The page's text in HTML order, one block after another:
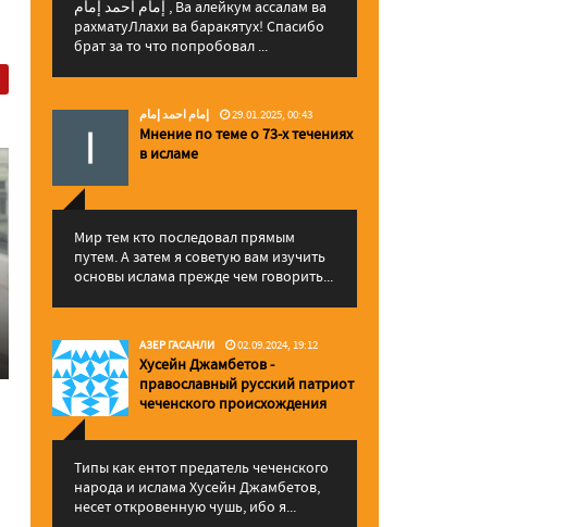
إمام احمد إمام , Ва алейкум ассалам ва
рахматуЛлахи ва баракятух! Спасибо
брат за то что попробовал ...
إمام احمد إمام 29.01.2025, 00:43
Мнение по теме о 73-х течениях
в исламе
Мир тем кто последовал прямым
путем. А затем я советую вам изучить
основы ислама прежде чем говорить...
АЗЕР ГАСАНЛИ 02.09.2024, 19:12
Хусейн Джамбетов -
православный русский патриот
чеченского происхождения
Типы как ентот предатель чеченского
народа и ислама Хусейн Джамбетов,
несет откровенную чушь, ибо я...